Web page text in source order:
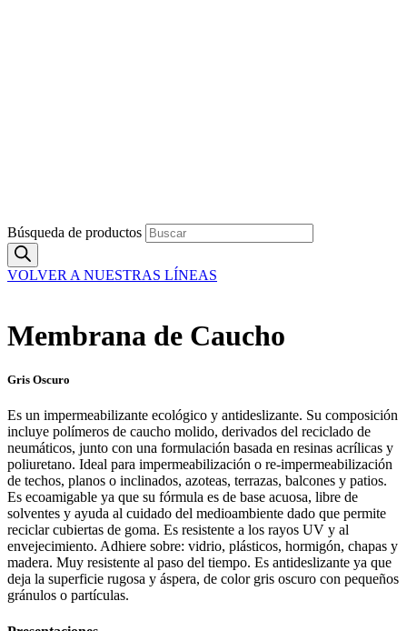
Búsqueda de productos
VOLVER A NUESTRAS LÍNEAS
Membrana de Caucho
Gris Oscuro
Es un impermeabilizante ecológico y antideslizante. Su composición
incluye polímeros de caucho molido, derivados del reciclado de
neumáticos, junto con una formulación basada en resinas acrílicas y
poliuretano. Ideal para impermeabilización o re-impermeabilización
de techos, planos o inclinados, azoteas, terrazas, balcones y patios.
Es ecoamigable ya que su fórmula es de base acuosa, libre de
solventes y ayuda al cuidado del medioambiente dado que permite
reciclar cubiertas de goma. Es resistente a los rayos UV y al
envejecimiento. Adhiere sobre: vidrio, plásticos, hormigón, chapas y
madera. Muy resistente al paso del tiempo. Es antideslizante ya que
deja la superficie rugosa y áspera, de color gris oscuro con pequeños
gránulos o partículas.